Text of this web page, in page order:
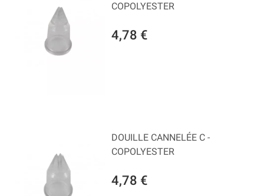
4,78 €
COPOLYESTER
4,78 €
DOUILLE CANNELÉE C -
COPOLYESTER